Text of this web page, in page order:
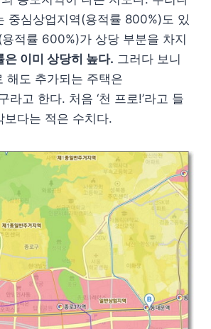
중심상업지역(용적률 800%)도 있
적률 600%)가 상당 부분을 차지
은 이미 상당히 높다. 그러다 보니
해도 추가되는 주택은
고 한다. 처음 ‘천 프로!’라고 들
보다는 적은 수치다.